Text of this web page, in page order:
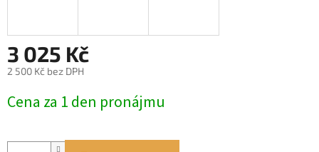
3 025 Kč
2 500 Kč bez DPH
cena:
Cena za 1 den pronájmu